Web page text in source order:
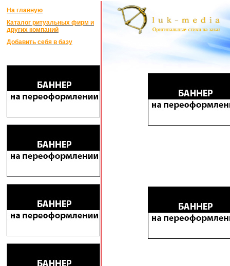
На главную
Каталог ритуальных фирм и
других компаний
Добавить себя в базу